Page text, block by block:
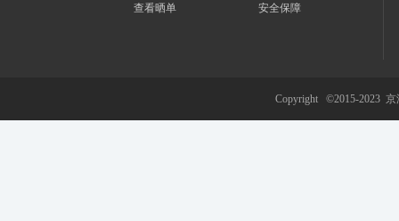
查看晒单
安全保障
Copyright ©2015-2023 京